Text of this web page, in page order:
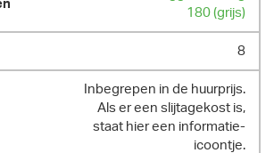
180 (grijs)
8
Inbegrepen in de huurprijs.
Als er een slijtagekost is,
staat hier een informatie-
icoontje.